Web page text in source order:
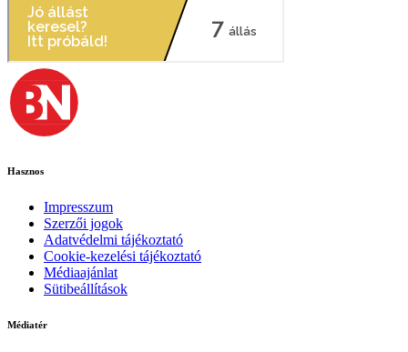
Hasznos
Impresszum
Szerzői jogok
Adatvédelmi tájékoztató
Cookie-kezelési tájékoztató
Médiaajánlat
Sütibeállítások
Médiatér